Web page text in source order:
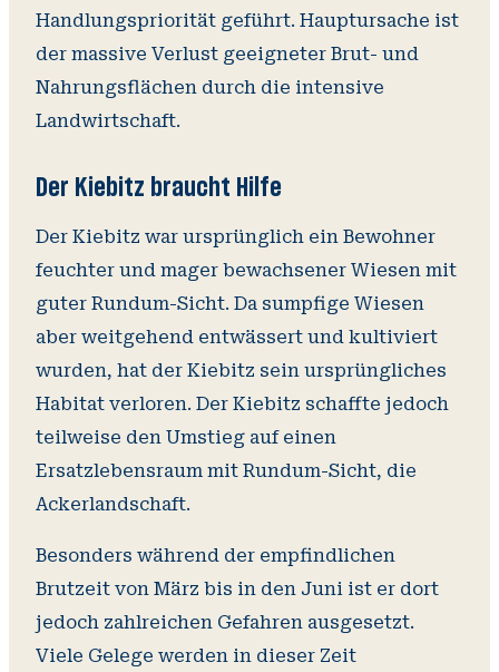
Handlungspriorität geführt. Hauptursache ist
der massive Verlust geeigneter Brut- und
Nahrungsflächen durch die intensive
Landwirtschaft.
Der Kiebitz braucht Hilfe
Der Kiebitz war ursprünglich ein Bewohner
feuchter und mager bewachsener Wiesen mit
guter Rundum-Sicht. Da sumpfige Wiesen
aber weitgehend entwässert und kultiviert
wurden, hat der Kiebitz sein ursprüngliches
Habitat verloren. Der Kiebitz schaffte jedoch
teilweise den Umstieg auf einen
Ersatzlebensraum mit Rundum-Sicht, die
Ackerlandschaft.
Besonders während der empfindlichen
Brutzeit von März bis in den Juni ist er dort
jedoch zahlreichen Gefahren ausgesetzt.
Viele Gelege werden in dieser Zeit